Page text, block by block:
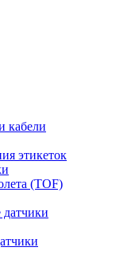
кабели
этикеток
(TOF)